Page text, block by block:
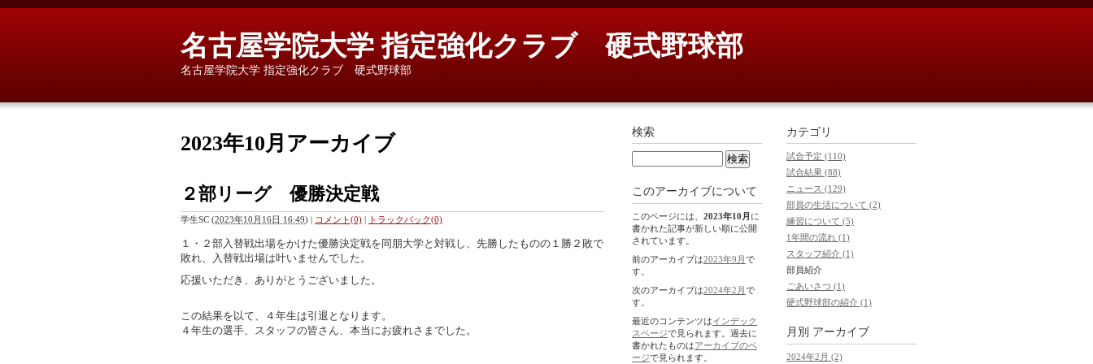
名古屋学院大学 指定強化クラブ 硬式野球部
名古屋学院大学 指定強化クラブ 硬式野球部
2023年10月アーカイブ
２部リーグ 優勝決定戦
学生SC (2023年10月16日 16:49) | コメント(0) | トラックバック(0)
１・２部入替戦出場をかけた優勝決定戦を同朋大学と対戦し、先勝したものの１勝２敗で
敗れ、入替戦出場は叶いませんでした。
応援いただき、ありがとうございました。
この結果を以て、４年生は引退となります。
４年生の選手、スタッフの皆さん、本当にお疲れさまでした。
カテゴリ
試合予定 (110)
試合結果 (88)
ニュース (129)
部員の生活について (2)
練習について (5)
1年間の流れ (1)
スタッフ紹介 (1)
部員紹介
ごあいさつ (1)
硬式野球部の紹介 (1)
月別 アーカイブ
2024年2月 (2)
検索
このアーカイブについて
このページには、 2023年10月 に
書かれた記事が新しい順に公開
されています。
前のアーカイブは2023年9月で
す。
次のアーカイブは2024年2月で
す。
最近のコンテンツはインデック
スページで見られます。過去に
書かれたものはアーカイブのペ
ージで見られます。